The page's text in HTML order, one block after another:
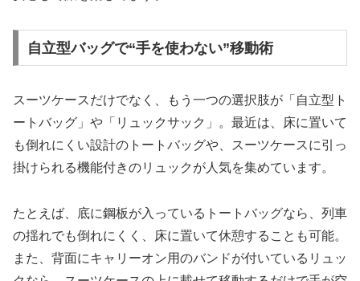
自立型バッグで“手を使わない”移動術
スーツケースだけでなく、もう一つの選択肢が「自立型ト
ートバッグ」や「リュックサック」。最近は、床に置いて
も倒れにくい設計のトートバッグや、スーツケースに引っ
掛けられる機能付きのリュックが人気を集めています。
たとえば、底に鋼板が入っているトートバッグなら、列車
の揺れでも倒れにくく、床に置いて休憩することも可能。
また、背面にキャリーオン用のバンドが付いているリュッ